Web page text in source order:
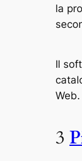
la
Il
Web.
3